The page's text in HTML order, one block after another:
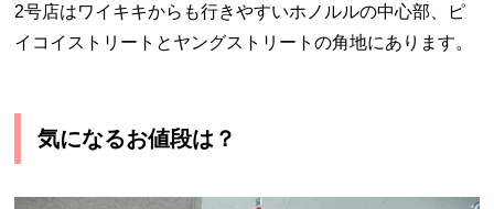
2号店はワイキキからも行きやすいホノルルの中心部、ピ
イコイストリートとヤングストリートの角地にあります。
気になるお値段は？